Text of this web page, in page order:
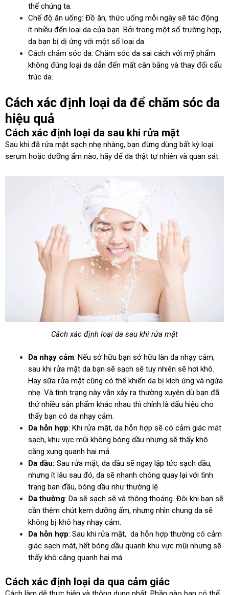
thể chúng ta.
Chế độ ăn uống: Đồ ăn, thức uống mỗi ngày sẽ tác động
ít nhiều đến loại da của bạn. Bởi trong một số trường hợp,
da bạn bị dị ứng với một số loại da.
Cách chăm sóc da: Chăm sóc da sai cách với mỹ phẩm
không đúng loại da dẫn đến mất cân bằng và thay đổi cấu
trúc da.
Cách xác định loại da để chăm sóc da
hiệu quả
Cách xác định loại da sau khi rửa mặt
Sau khi đã rửa mặt sạch nhẹ nhàng, bạn đừng dùng bất kỳ loại
serum hoặc dưỡng ẩm nào, hãy để da thật tự nhiên và quan sát:
Cách xác định loại da sau khi rửa mặt
Da nhạy cảm: Nếu sở hữu bạn sở hữu làn da nhạy cảm,
sau khi rửa mặt da bạn sẽ sạch sẽ tuy nhiên sẽ hơi khô.
Hay sữa rửa mặt cũng có thể khiến da bị kích ứng và ngứa
nhẹ. Và tình trạng này vẫn xảy ra thường xuyên dù bạn đã
thử nhiều sản phẩm khác nhau thì chính là dấu hiệu cho
thấy bạn có da nhạy cảm.
Da hỗn hợp: Khi rửa mặt, da hỗn hợp sẽ có cảm giác mát
sạch, khu vực mũi không bóng dầu nhưng sẽ thấy khô
căng xung quanh hai má.
Da dầu: Sau rửa mặt, da dầu sẽ ngay lập tức sạch dầu,
nhưng ít lâu sau đó, da sẽ nhanh chóng quay lại với tình
trạng ban đầu, bóng dầu như thường lệ.
Da thường: Da sẽ sạch sẽ và thông thoáng. Đôi khi bạn sẽ
cần thêm chút kem dưỡng ẩm, nhưng nhìn chung da sẽ
không bị khô hay nhạy cảm.
Da hỗn hợp: Sau khi rửa mặt, da hỗn hợp thường có cảm
giác sạch mát, hết bóng dầu quanh khu vực mũi nhưng sẽ
thấy khô căng quanh hai má.
Cách xác định loại da qua cảm giác